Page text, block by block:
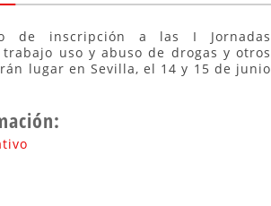
de inscripción a las I Jornadas
uso y abuso de drogas y otros
lugar en Sevilla, el 14 y 15 de junio